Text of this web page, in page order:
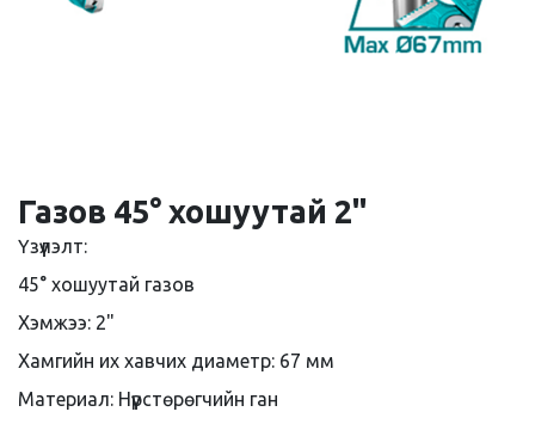
Газов 45° хошуутай 2''
Үзүүлэлт:
45° хошуутай газов
Хэмжээ: 2"
Хамгийн их хавчих диаметр: 67 мм
Материал: Нүүрстөрөгчийн ган